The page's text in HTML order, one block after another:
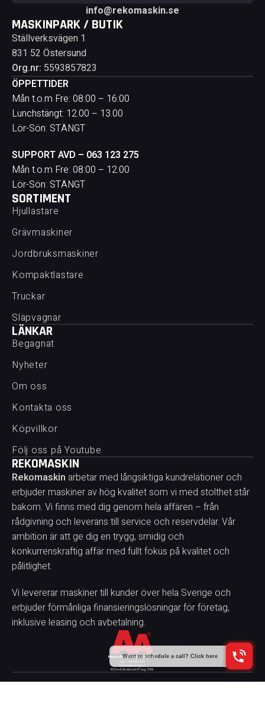
info@rekomaskin.se
MASKINPARK / BUTIK
Ställverksvägen 1
831 52 Östersund
Org.nr: 5593857823
ÖPPETTIDER
Mån t.o.m Fre: 08:00 – 16:00
Lunchstängt: 12.00 – 13.00
Lör-Sön: STÄNGT
SUPPORT AVD – 063 123 275
Mån t.o.m Fre: 08:00 – 12.00
Lör-Sön: STÄNGT
SORTIMENT
Hjullastare
Grävmaskiner
Jordbruksmaskiner
Kompaktlastare
Truckar
Släpvagnar
LÄNKAR
Begagnat
Nyheter
Om oss
Kontakta oss
Köpvillkor
Följ oss på Youtube
REKOMASKIN
Rekomaskin arbetar med långsiktiga kundrelationer och
erbjuder maskiner av hög kvalitet som vi med stolthet står
bakom. Vi finns med dig genom hela affären – från
rådgivning och leverans till service och reservdelar. Vår
ambition är att ge dig en trygg, smidig och
konkurrenskraftig affär med fullt fokus på kvalitet och
pålitlighet.
Vi levererar maskiner till kunder över hela Sverige och
erbjuder förmånliga finansieringslösningar för företag,
inklusive leasing och avbetalning.